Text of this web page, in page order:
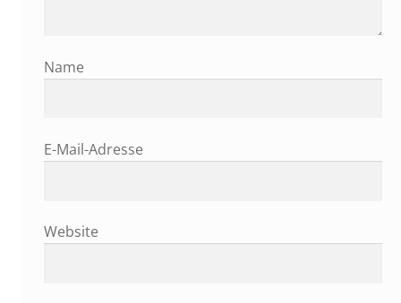
Name
E-Mail-Adresse
Website